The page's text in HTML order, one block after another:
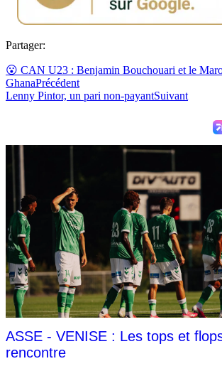
Partager:
😮 CAN U23 : Benjamin Bouchouari et le
GhanaPrécédent
Lenny Pintor, un pari non-payantSuivant
ASSE - VENISE : Les tops et
rencontre